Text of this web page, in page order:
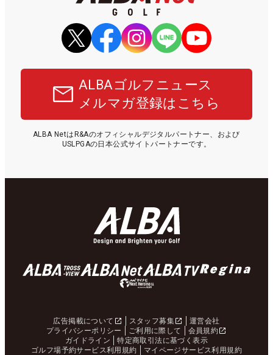
ALBAゴルフニュース
メルマガ登録はこちら
ALBA NetはR&Aのオフィシャルデジタルパートナー、および
USLPGAの日本公式サイトパートナーです。
広告掲載について スタッフ募集
運営会社
プライバシーポリシー
ご利用に際して
会員規約
ガイドライン
特定商取引法に基づく表示
ゴルフ場予約サービス利用規約
マイページサービス利用規約